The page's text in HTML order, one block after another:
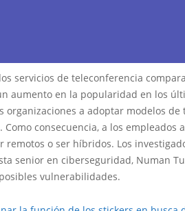
servicios de teleconferencia
aumento en la popularidad en los
organizaciones a adoptar modelos de
consecuencia, a los empleados
remotos o ser híbridos. Los
senior en ciberseguridad, Numan
vulnerabilidades.